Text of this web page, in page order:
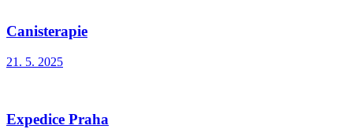
Canisterapie
21. 5. 2025
Expedice Praha